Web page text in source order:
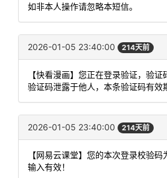
如非本人操作请忽略本短信。
2026-01-05 23:40:00 214天前
【快看漫画】您正在登录验证，验
验证码泄露于他人，本条验证码有效
2026-01-05 23:40:00 214天前
【网易云课堂】您的本次登录校验
输入有效！